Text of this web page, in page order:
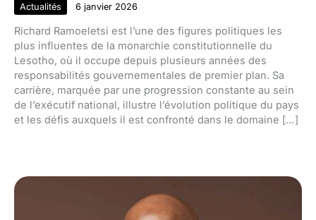
Actualités 6 janvier 2026
Richard Ramoeletsi est l’une des figures politiques les
plus influentes de la monarchie constitutionnelle du
Lesotho, où il occupe depuis plusieurs années des
responsabilités gouvernementales de premier plan. Sa
carrière, marquée par une progression constante au sein
de l’exécutif national, illustre l’évolution politique du pays
et les défis auxquels il est confronté dans le domaine […]